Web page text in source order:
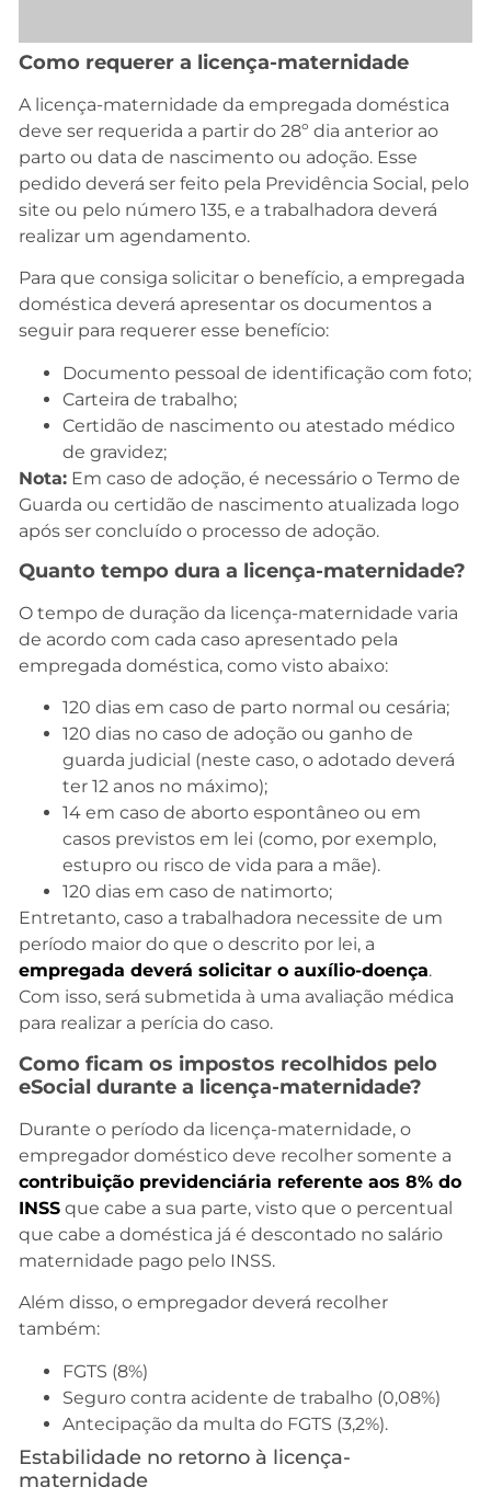
Como requerer a licença-maternidade
A licença-maternidade da empregada doméstica
deve ser requerida a partir do 28º dia anterior ao
parto ou data de nascimento ou adoção. Esse
pedido deverá ser feito pela Previdência Social, pelo
site ou pelo número 135, e a trabalhadora deverá
realizar um agendamento.
Para que consiga solicitar o benefício, a empregada
doméstica deverá apresentar os documentos a
seguir para requerer esse benefício:
Documento pessoal de identificação com foto;
Carteira de trabalho;
Certidão de nascimento ou atestado médico
de gravidez;
Nota: Em caso de adoção, é necessário o Termo de
Guarda ou certidão de nascimento atualizada logo
após ser concluído o processo de adoção.
Quanto tempo dura a licença-maternidade?
O tempo de duração da licença-maternidade varia
de acordo com cada caso apresentado pela
empregada doméstica, como visto abaixo:
120 dias em caso de parto normal ou cesária;
120 dias no caso de adoção ou ganho de
guarda judicial (neste caso, o adotado deverá
ter 12 anos no máximo);
14 em caso de aborto espontâneo ou em
casos previstos em lei (como, por exemplo,
estupro ou risco de vida para a mãe).
120 dias em caso de natimorto;
Entretanto, caso a trabalhadora necessite de um
período maior do que o descrito por lei, a
empregada deverá solicitar o auxílio-doença.
Com isso, será submetida à uma avaliação médica
para realizar a perícia do caso.
Como ficam os impostos recolhidos pelo
eSocial durante a licença-maternidade?
Durante o período da licença-maternidade, o
empregador doméstico deve recolher somente a
contribuição previdenciária referente aos 8% do
INSS que cabe a sua parte, visto que o percentual
que cabe a doméstica já é descontado no salário
maternidade pago pelo INSS.
Além disso, o empregador deverá recolher
também:
FGTS (8%)
Seguro contra acidente de trabalho (0,08%)
Antecipação da multa do FGTS (3,2%).
Estabilidade no retorno à licença-
maternidade